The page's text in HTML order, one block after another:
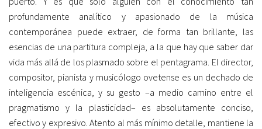
profundamente analítico y apasionado de la música
contemporánea puede extraer, de forma tan brillante, las
esencias de una partitura compleja, a la que hay que saber dar
vida más allá de los plasmado sobre el pentagrama. El director,
compositor, pianista y musicólogo ovetense es un dechado de
inteligencia escénica, y su gesto –a medio camino entre el
pragmatismo y la plasticidad– es absolutamente conciso,
efectivo y expresivo. Atento al más mínimo detalle, mantiene la